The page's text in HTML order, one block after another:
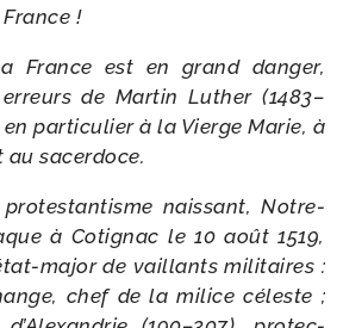
!
France est en grand dan­ger,
de Martin Luther (1483–
en par­ti­cu­lier à la Vierge Marie, à
au sacerdoce.
nais­sant, Notre-​
à Cotignac le 10 août 1519,
​major de vaillants mili­taires :
chef de la milice céleste ;